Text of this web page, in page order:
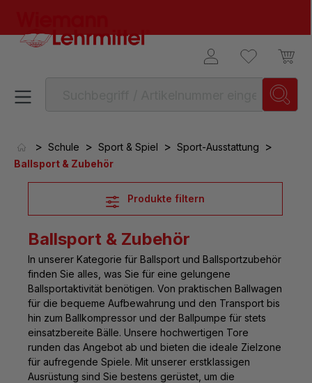
> Schule > Sport & Spiel > Sport-Ausstattung >
Ballsport & Zubehör
Produkte filtern
Ballsport & Zubehör
In unserer Kategorie für Ballsport und Ballsportzubehör
finden Sie alles, was Sie für eine gelungene
Ballsportaktivität benötigen. Von praktischen Ballwagen
für die bequeme Aufbewahrung und den Transport bis
hin zum Ballkompressor und der Ballpumpe für stets
einsatzbereite Bälle. Unsere hochwertigen Tore
runden das Angebot ab und bieten die ideale Zielzone
für aufregende Spiele. Mit unserer erstklassigen
Ausrüstung sind Sie bestens gerüstet, um die